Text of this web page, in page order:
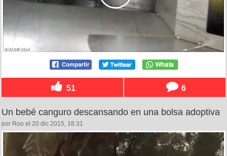
51 6
Un bebé canguro descansando en una bolsa adoptiva
por Roo el 20 dic 2015, 18:31